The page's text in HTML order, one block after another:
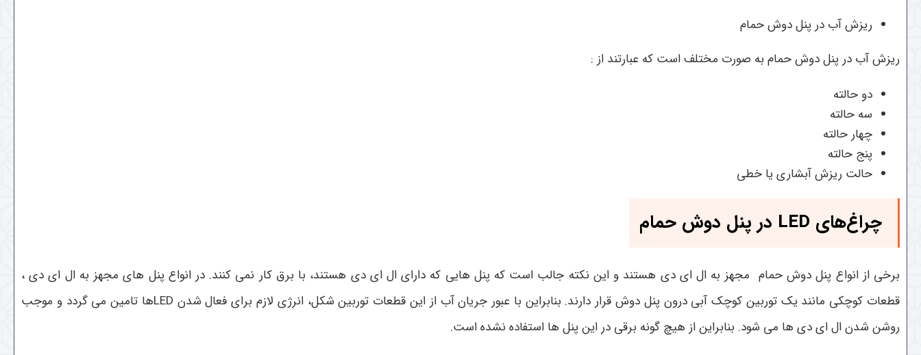
ریزش آب در پنل دوش حمام
ریزش آب در پنل دوش حمام به صورت مختلف است که عبارتند از :
دو حالته
سه حالته
چهار حالته
پنج حالته
حالت ریزش آبشاری یا خطی
چراغ‌های LED در پنل دوش حمام
برخی از انواع پنل دوش حمام مجهز به ال ای دی هستند و این نکته جالب است که پنل هایی که دارای ال ای دی هستند، با برق کار نمی کنند. در انواع پنل های مجهز به ال ای دی ،
قطعات کوچکی مانند یک توربین کوچک آبی درون پنل دوش قرار دارند. بنابراین با عبور جریان آب از این قطعات توربین شکل، انرژی لازم برای فعال‌ شدن LEDها تامین می گردد و موجب
روشن شدن ال ای دی ها می شود. بنابراین از هیچ گونه برقی در این پنل ها استفاده نشده است.